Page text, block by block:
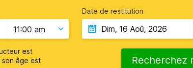
11:00 am
Date de restitution
est
son âge est
Recherchez